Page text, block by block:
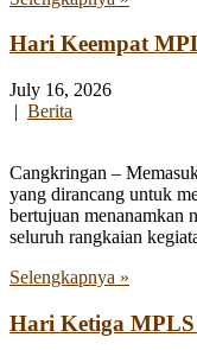
Hari Keempat
July 16, 2026
| Berita
Cangkringan –
yang dirancang untuk
bertujuan menanamkan
seluruh rangkaian
Selengkapnya »
Hari Ketiga